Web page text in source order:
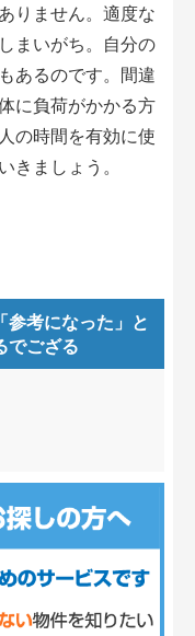
りません。適度な
まいがち。自分の
あるのです。間違
に負荷がかかる方
の時間を有効に使
きましょう。
考になった」 と
でござる